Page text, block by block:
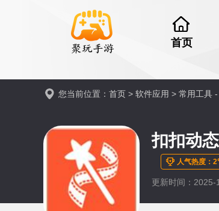
首页
您当前位置： 首页 > 软件应用 > 常用工具
扣扣动
人气热度：
更新时间：